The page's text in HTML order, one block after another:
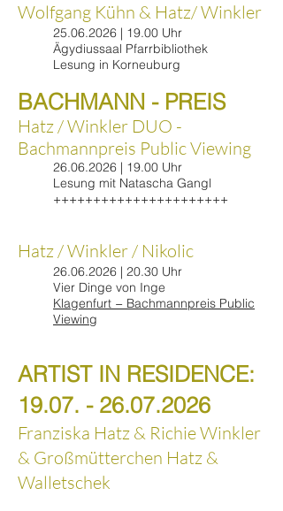
Wolfgang Kühn & Hatz/ Winkler
25.06.2026 | 19.00 Uhr
Ägydiussaal Pfarrbibliothek
Lesung in Korneuburg
BACHMANN - PREIS
Hatz / Winkler DUO -
Bachmannpreis Public Viewing
26.06.2026 | 19.00 Uhr
Lesung mit Natascha Gangl
++++++++++++++++++++++​
Hatz / Winkler / Nikolic
26.06.2026 | 20.30 Uhr
Vier Dinge von Inge
Klagenfurt − Bachmannpreis Public
Viewing
ARTIST IN RESIDENCE:
19.07. - 26.07.2026
Franziska Hatz & Richie Winkler
& Großmütterchen Hatz &
Walletschek